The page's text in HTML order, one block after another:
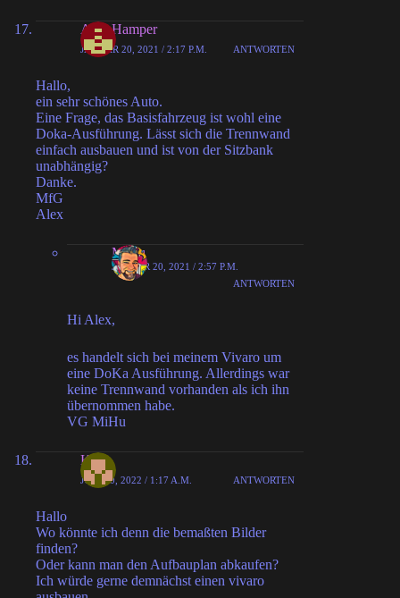
Alex Hamper
JANUAR 20, 2021 / 2:17 P.M. ANTWORTEN
Hallo,
ein sehr schönes Auto.
Eine Frage, das Basisfahrzeug ist wohl eine
Doka-Ausführung. Lässt sich die Trennwand
einfach ausbauen und ist von der Sitzbank
unabhängig?
Danke.
MfG
Alex
MiHu
JANUAR 20, 2021 / 2:57 P.M.
ANTWORTEN
Hi Alex,
es handelt sich bei meinem Vivaro um
eine DoKa Ausführung. Allerdings war
keine Trennwand vorhanden als ich ihn
übernommen habe.
VG MiHu
Kern
JUNI 30, 2022 / 1:17 A.M. ANTWORTEN
Hallo
Wo könnte ich denn die bemaßten Bilder
finden?
Oder kann man den Aufbauplan abkaufen?
Ich würde gerne demnächst einen vivaro